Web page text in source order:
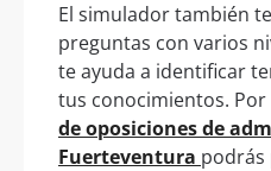
El simulador también
preguntas con varios
te ayuda a identificar
tus conocimientos. Por
de oposiciones de
Fuerteventura podrás